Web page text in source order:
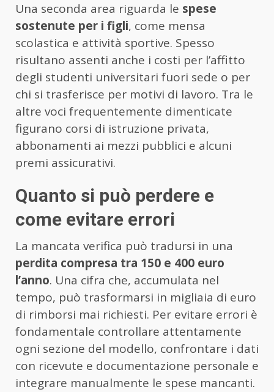
Una seconda area riguarda le spese
sostenute per i figli, come mensa
scolastica e attività sportive. Spesso
risultano assenti anche i costi per l’affitto
degli studenti universitari fuori sede o per
chi si trasferisce per motivi di lavoro. Tra le
altre voci frequentemente dimenticate
figurano corsi di istruzione privata,
abbonamenti ai mezzi pubblici e alcuni
premi assicurativi.
Quanto si può perdere e
come evitare errori
La mancata verifica può tradursi in una
perdita compresa tra 150 e 400 euro
l’anno. Una cifra che, accumulata nel
tempo, può trasformarsi in migliaia di euro
di rimborsi mai richiesti. Per evitare errori è
fondamentale controllare attentamente
ogni sezione del modello, confrontare i dati
con ricevute e documentazione personale e
integrare manualmente le spese mancanti.